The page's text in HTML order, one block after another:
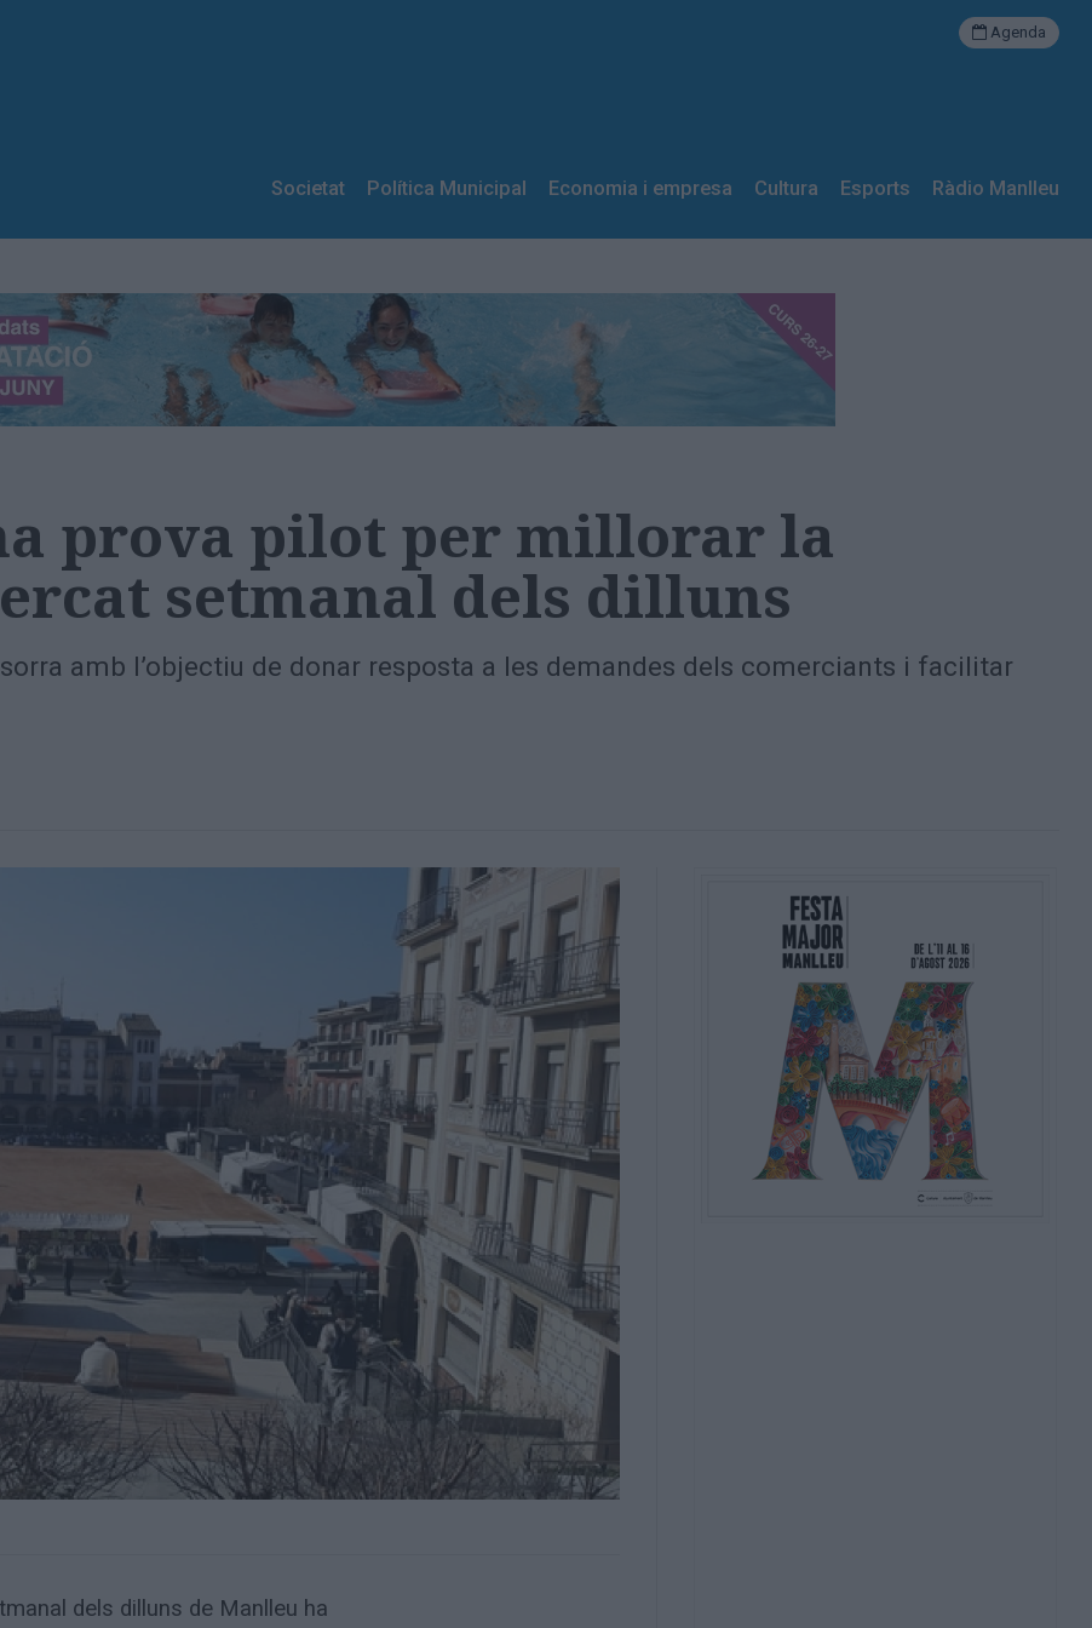
Agenda
Societat Política Municipal Economia i empresa Cultura Esports Ràdio Manlleu
prova pilot per millorar la
setmanal dels dilluns
amb l’objectiu de donar resposta a les demandes dels comerciants i facilitar
dels dilluns de Manlleu ha